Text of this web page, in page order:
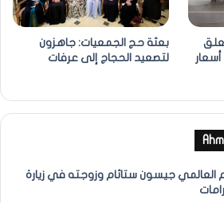
بعثة حج الجمعيات: جاهزون
لتصعيد الحجاج إلى عرفات
العالمي جيسون ستاثام وزوجته في زيارة